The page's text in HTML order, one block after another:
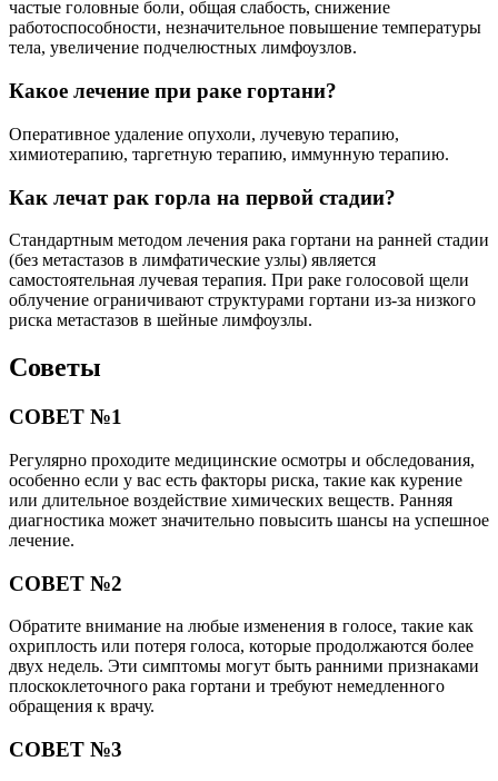
частые головные боли, общая слабость, снижение
работоспособности, незначительное повышение температуры
тела, увеличение подчелюстных лимфоузлов.
Какое лечение при раке гортани?
Оперативное удаление опухоли, лучевую терапию,
химиотерапию, таргетную терапию, иммунную терапию.
Как лечат рак горла на первой стадии?
Стандартным методом лечения рака гортани на ранней стадии
(без метастазов в лимфатические узлы) является
самостоятельная лучевая терапия. При раке голосовой щели
облучение ограничивают структурами гортани из-за низкого
риска метастазов в шейные лимфоузлы.
Советы
СОВЕТ №1
Регулярно проходите медицинские осмотры и обследования,
особенно если у вас есть факторы риска, такие как курение
или длительное воздействие химических веществ. Ранняя
диагностика может значительно повысить шансы на успешное
лечение.
СОВЕТ №2
Обратите внимание на любые изменения в голосе, такие как
охриплость или потеря голоса, которые продолжаются более
двух недель. Эти симптомы могут быть ранними признаками
плоскоклеточного рака гортани и требуют немедленного
обращения к врачу.
СОВЕТ №3